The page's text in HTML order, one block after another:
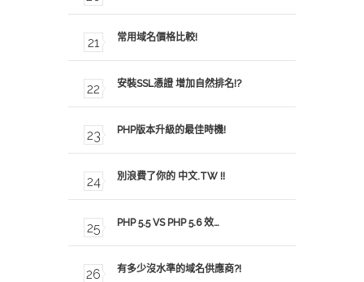
常用域名價格比較!
安裝SSL憑證 增加自然排名!?
PHP版本升級的最佳時機!
別浪費了你的 中文.TW !!
PHP 5.5 VS PHP 5.6 效…
有多少沒水準的域名供應商?!